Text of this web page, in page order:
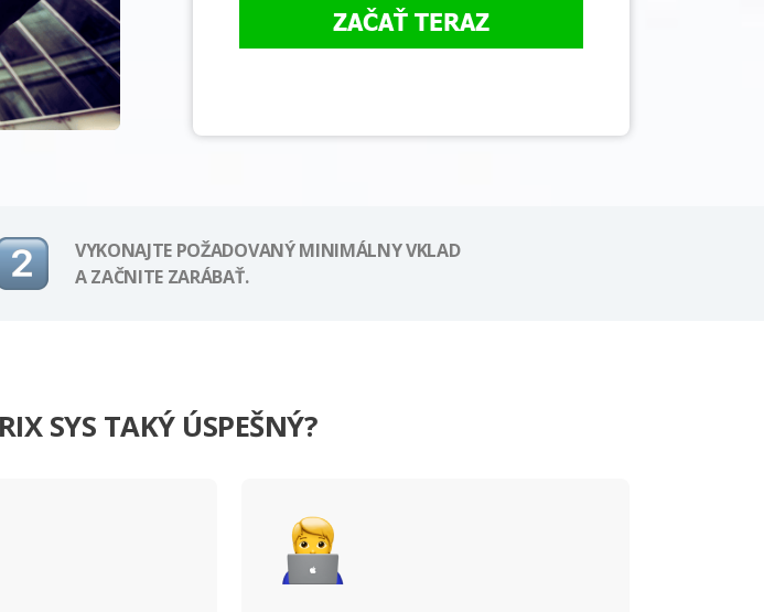
ZAČAŤ TERAZ
VYKONAJTE POŽADOVANÝ MINIMÁLNY VKLAD
A ZAČNITE ZARÁBAŤ.
SYS TAKÝ ÚSPEŠNÝ?